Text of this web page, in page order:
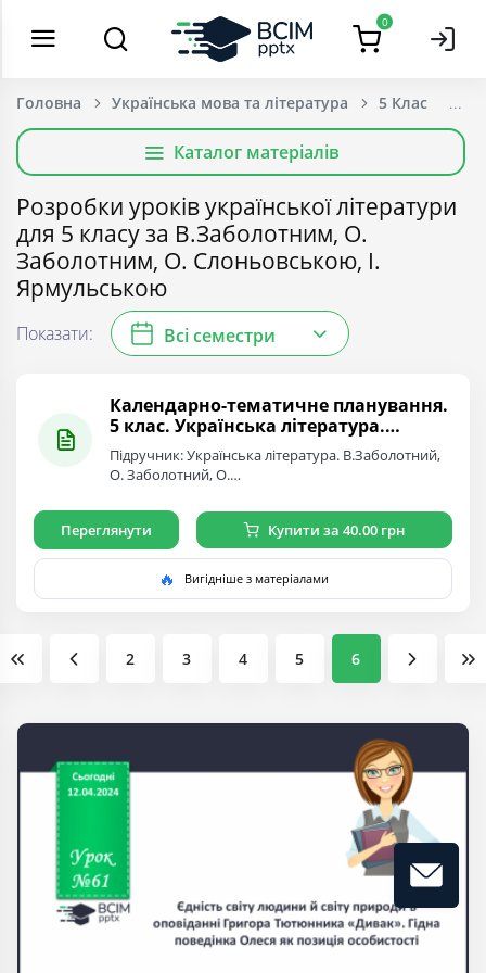
0
Головна Українська мова та література 5 Клас
Каталог матеріалів
Розробки уроків української літератури
для 5 класу за В.Заболотним, О.
Заболотним, О. Слоньовською, І.
Ярмульською
Показати: Всі семестри
Календарно-тематичне планування.
5 клас. Українська література.
Автори: В.Заболотний, О.
Заболотний, О. Слоньовська, І.
Ярмульська
Підручник: Українська література. В.Заболотний,
О. Заболотний, О.…
Переглянути Купити за 40.00 грн
🔥 Вигідніше з матеріалами
2 3 4 5 6